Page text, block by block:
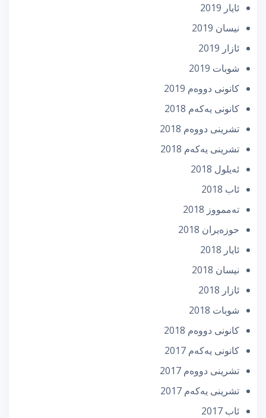
ئایار 2019
نیسان 2019
ئازار 2019
شوبات 2019
كانونی دووه‌م 2019
كانونی یه‌كه‌م 2018
تشرینی دووه‌م 2018
تشرینی یه‌كه‌م 2018
ئه‌یلول 2018
ئاب 2018
تەممووز 2018
حوزه‌یران 2018
ئایار 2018
نیسان 2018
ئازار 2018
شوبات 2018
كانونی دووه‌م 2018
كانونی یه‌كه‌م 2017
تشرینی دووه‌م 2017
تشرینی یه‌كه‌م 2017
ئاب 2017